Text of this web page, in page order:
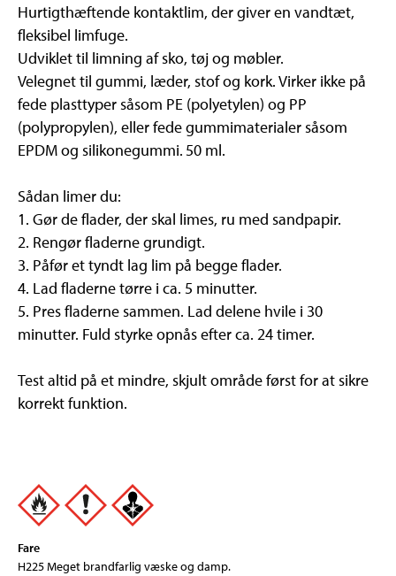
Hurtigthæftende kontaktlim, der giver en vandtæt,
fleksibel limfuge.
Udviklet til limning af sko, tøj og møbler.
Velegnet til gummi, læder, stof og kork. Virker ikke på
fede plasttyper såsom PE (polyetylen) og PP
(polypropylen), eller fede gummimaterialer såsom
EPDM og silikonegummi. 50 ml.
Sådan limer du:
1. Gør de flader, der skal limes, ru med sandpapir.
2. Rengør fladerne grundigt.
3. Påfør et tyndt lag lim på begge flader.
4. Lad fladerne tørre i ca. 5 minutter.
5. Pres fladerne sammen. Lad delene hvile i 30
minutter. Fuld styrke opnås efter ca. 24 timer.
Test altid på et mindre, skjult område først for at sikre
korrekt funktion.
Fare
H225 Meget brandfarlig væske og damp.